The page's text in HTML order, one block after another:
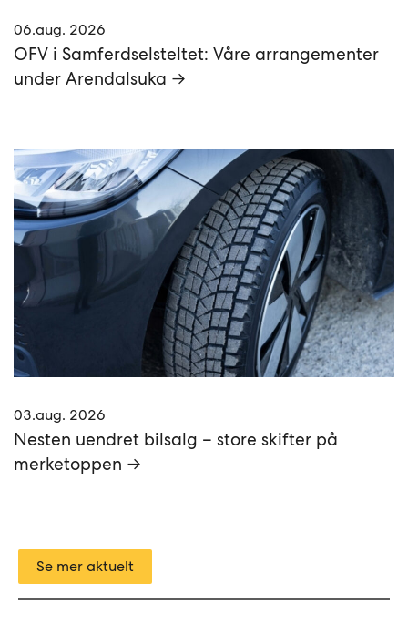
06.aug. 2026
OFV i Samferdselsteltet: Våre arrangementer
under Arendalsuka →
03.aug. 2026
Nesten uendret bilsalg – store skifter på
merketoppen →
Se mer aktuelt